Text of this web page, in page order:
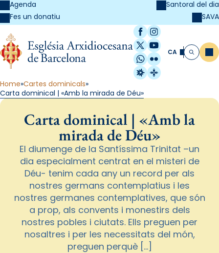
Agenda
Fes un donatiu
Santoral del dia
SAVA
Facebook
Instagram
X / Twitter
YouTube
WhatsApp
Flickr
Radio Estel
Catalunya
CA Cerca
Home Cartes dominicals
Carta dominical | «Amb la mirada de Déu»
Carta dominical | «Amb la
mirada de Déu»
El diumenge de la Santíssima Trinitat –un
dia especialment centrat en el misteri de
Déu- tenim cada any un record per als
nostres germans contemplatius i les
nostres germanes contemplatives, que són
a prop, als convents i monestirs dels
nostres pobles i ciutats. Ells preguen per
nosaltres i per les necessitats del món,
preguen perquè […]